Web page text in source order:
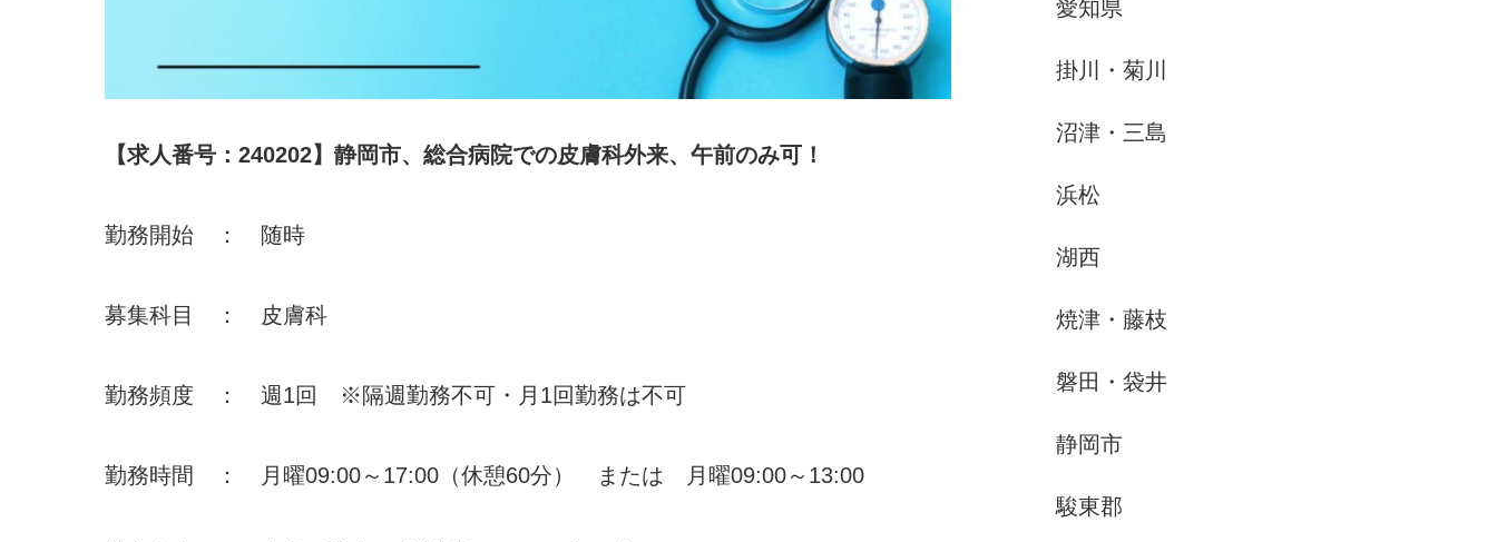
【求人番号：240202】静岡市、総合病院での皮膚科外来、午前のみ可！
勤務開始 ： 随時
募集科目 ： 皮膚科
勤務頻度 ： 週1回 ※隔週勤務不可・月1回勤務は不可
勤務時間 ： 月曜09:00～17:00（休憩60分） または 月曜09:00～13:00
愛知県
掛川・菊川
沼津・三島
浜松
湖西
焼津・藤枝
磐田・袋井
静岡市
駿東郡